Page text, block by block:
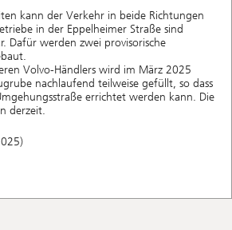
kann der Verkehr in beide Richtungen
in der Eppelheimer Straße sind
Dafür werden zwei provisorische
Volvo-Händlers wird im März 2025
nachlaufend teilweise gefüllt, so dass
errichtet werden kann. Die
derzeit.